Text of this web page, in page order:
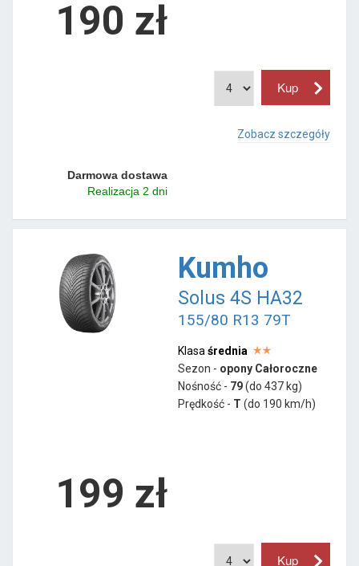
190 zł
Zobacz szczegóły
Darmowa dostawa
Realizacja 2 dni
Kumho
Solus 4S HA32
155/80 R13 79T
Klasa średnia
Sezon - opony Całoroczne
Nośność - 79(do 437 kg)
Prędkość - T (do 190 km/h)
199 zł